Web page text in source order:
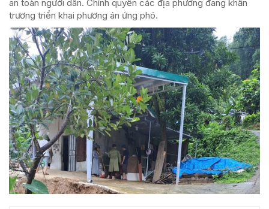
an toàn người dân. Chính quyền các địa phương đang khẩn
trương triển khai phương án ứng phó.